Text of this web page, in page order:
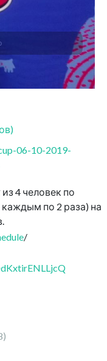
)
06-10-2019-
4 человек по
по 2 раза) на
/